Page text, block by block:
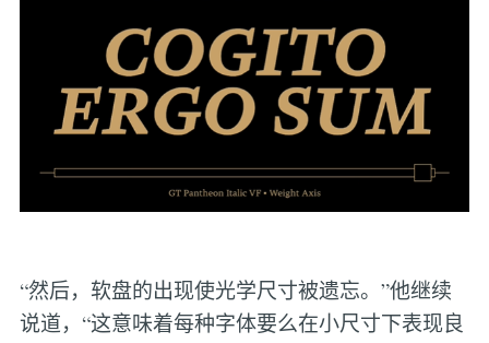
“然后，软盘的出现使光学尺寸被遗忘。”他继续
说道，“这意味着每种字体要么在小尺寸下表现良